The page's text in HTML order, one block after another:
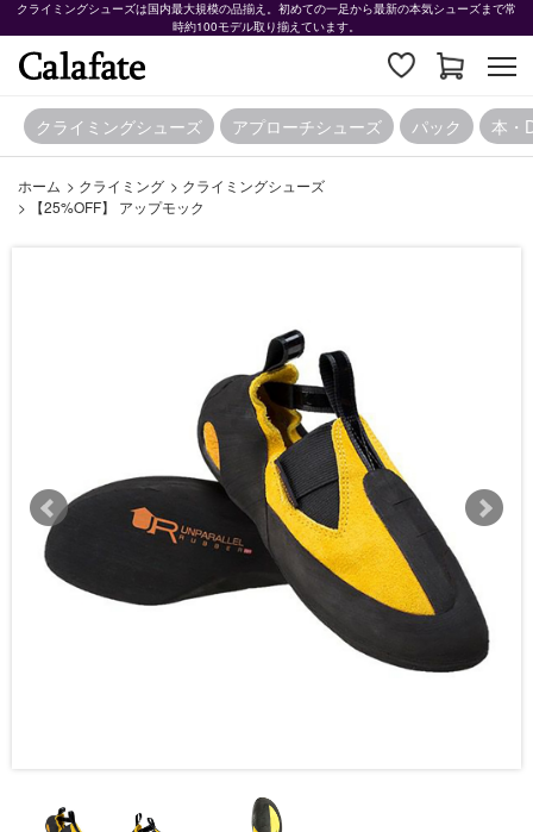
クライミングシューズは国内最大規模の品揃え。初めての一足から最新の本気シューズまで常
時約100モデル取り揃えています。
クライミングシューズ アプローチシューズ パック 本・
ホーム > クライミング > クライミングシューズ
>
【25%OFF】 アップモック